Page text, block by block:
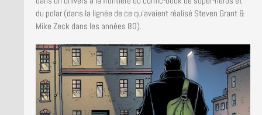
du polar (dans la lignée de ce qu’avaient réalisé Steven Grant &
Mike Zeck dans les années 80).